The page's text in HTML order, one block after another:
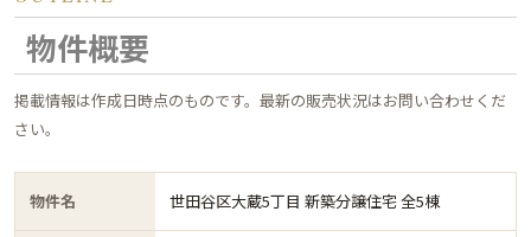
物件概要
掲載情報は作成日時点のものです。最新の販売状況はお問い合わせくだ
さい。
物件名 世田谷区大蔵5丁目 新築分譲住宅 全5棟